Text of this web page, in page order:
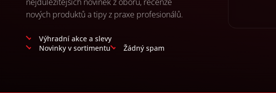
nových produktů a tipy z praxe profesionálů.
Výhradní akce a slevy
Novinky v sortimentu
Žádný spam